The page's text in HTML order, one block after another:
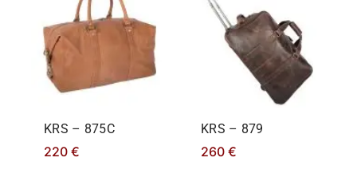
KRS – 875C
220 €
KRS – 879
260 €